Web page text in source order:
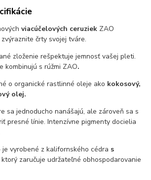
viacúčelových ceruziek ZAO
črty svojej tváre.
zloženie rešpektuje jemnosť vašej pleti.
kombinujú s rúžmi ZAO.
o organické rastlinné oleje ako kokosový,
olej.
sa jednoducho nanášajú, ale zároveň sa s
presné línie. Intenzívne pigmenty docielia
je vyrobené z kalifornského cédra s
ktorý zaručuje udržateľné obhospodarovanie